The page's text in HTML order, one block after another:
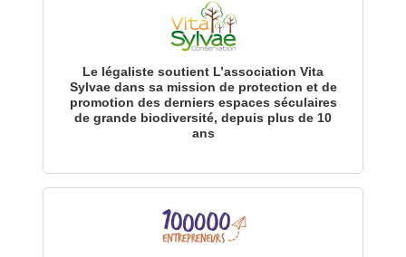
Le légaliste soutient L’association Vita
Sylvae dans sa mission de protection et de
promotion des derniers espaces séculaires
de grande biodiversité, depuis plus de 10
ans